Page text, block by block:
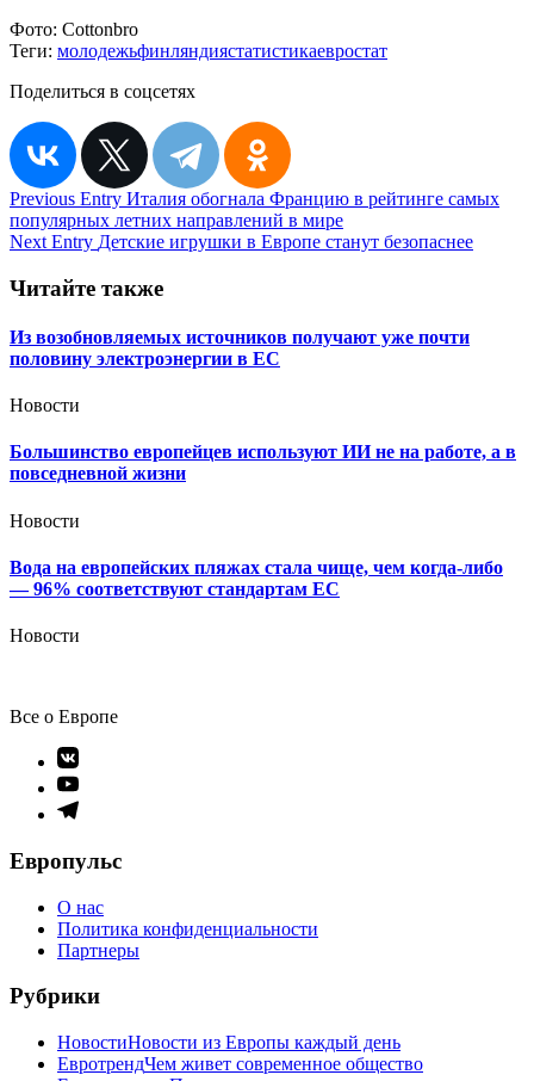
Фото: Cottonbro
Теги: молодежьфинляндиястатистикаевростат
Поделиться в соцсетях
Навигация
по
Previous Entry Италия обогнала Францию в рейтинге самых
популярных летних направлений в мире
Next Entry Детские игрушки в Европе станут безопаснее
Читайте также
Из возобновляемых источников получают уже почти
половину электроэнергии в ЕС
Новости
Большинство европейцев используют ИИ не на работе, а в
повседневной жизни
Новости
Вода на европейских пляжах стала чище, чем когда-либо
— 96% соответствуют стандартам ЕС
Новости
Все о Европе
Элемент
меню
Элемент
меню
Элемент
Европульс
О нас
Политика конфиденциальности
Партнеры
Рубрики
НовостиНовости из Европы каждый день
ЕвротрендЧем живет современное общество